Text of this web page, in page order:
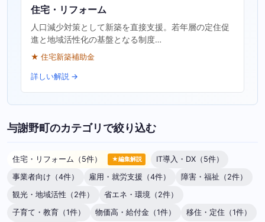
住宅・リフォーム
人口減少対策として新築を直接支援。若年層の定住促
進と地域活性化の基盤となる制度…
★ 住宅新築補助金
詳しい解説 →
与謝野町のカテゴリで絞り込む
住宅・リフォーム（5件） ★編集解説
IT導入・DX（5件）
事業者向け（4件）
雇用・就労支援（4件）
障害・福祉（2件）
観光・地域活性（2件）
省エネ・環境（2件）
子育て・教育（1件）
物価高・給付金（1件）
移住・定住（1件）